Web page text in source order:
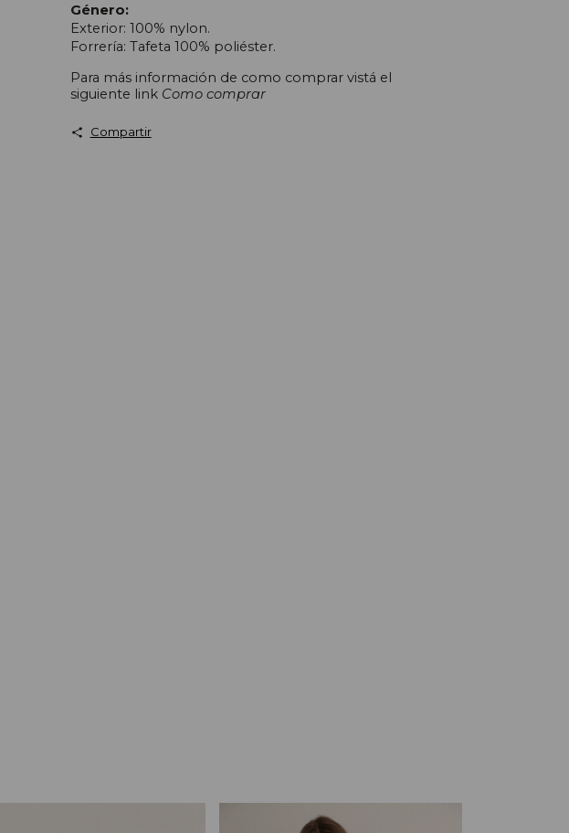
Género:
Exterior: 100% nylon.
Forrería: Tafeta 100% poliéster.
Para más información de como comprar vistá el
siguiente link Como comprar
Compartir